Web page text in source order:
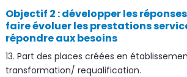
Objectif 2 : développer les
faire évoluer les prestations
répondre aux besoins
13. Part des places créées en
transformation/ requalification.